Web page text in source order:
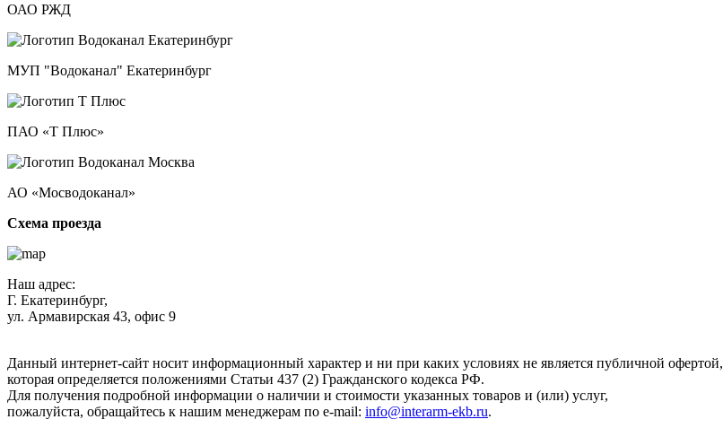
ОАО РЖД
МУП "Водоканал" Екатеринбург
ПАО «Т Плюс»
АО «Мосводоканал»
Схема проезда
Наш адрес:
Г. Екатеринбург,
ул. Армавирская 43, офис 9
Данный интернет-сайт носит информационный характер и ни при каких условиях не является публичной офертой,
которая определяется положениями Статьи 437 (2) Гражданского кодекса РФ.
Для получения подробной информации о наличии и стоимости указанных товаров и (или) услуг,
пожалуйста, обращайтесь к нашим менеджерам по e-mail: info@interarm-ekb.ru.